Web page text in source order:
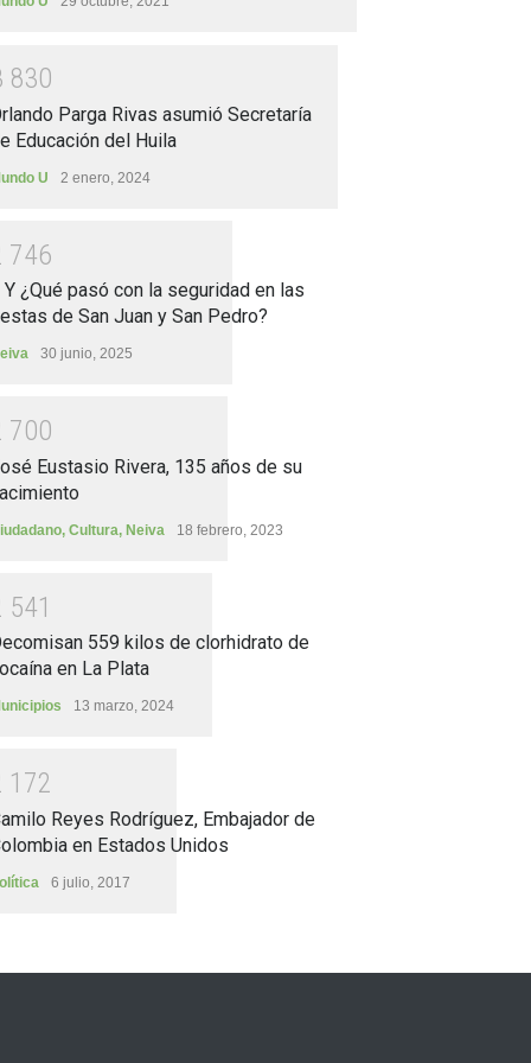
830
Parga Rivas asumió Secretaría
Educación del Huila
U 2 enero, 2024
746
Y ¿Qué pasó con la seguridad en las
de San Juan y San Pedro?
30 junio, 2025
700
Eustasio Rivera, 135 años de su
, Cultura, Neiva 18 febrero, 2023
541
559 kilos de clorhidrato de
en La Plata
13 marzo, 2024
1 72
Reyes Rodríguez, Embajador de
en Estados Unidos
6 julio, 2017